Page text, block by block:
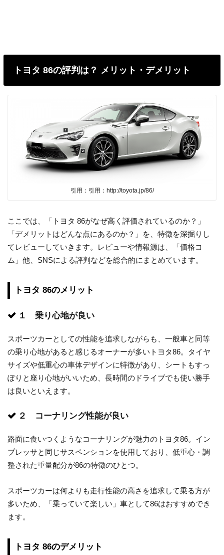
トヨタ 86の評判は？ メリット・デメリット
引用：引用：http://toyota.jp/86/
ここでは、「トヨタ 86がなぜ高く評価されているのか？」
「デメリットはどんな点にあるのか？」を、特徴を深掘りし
てレビューしていきます。レビューや情報源は、「価格コ
ム」他、SNSによる評判などを総合的にまとめています。
トヨタ 86のメリット
１ 乗り心地が良い
スポーツカーとしての性能を追求しながらも、一般車と同等
の乗り心地があると感じるオーナーが多いトヨタ86。タイヤ
サイズや低重心の車体デザインに特徴があり、シートもすっ
ぽりと座り心地がいいため、長時間のドライブでも使い勝手
は良いといえます。
２ コーナリング性能が良い
路面に食いつくようなコーナリングが魅力のトヨタ86。イン
プレッサと同じサスペンションを使用しており、低重心・調
整された重量配分が86の特徴のひとつ。
スポーツカーは何よりも走行性能の高さを追求して乗る方が
多いため、「乗っていて楽しい」車として86はおすすめでき
ます。
トヨタ 86のデメリット